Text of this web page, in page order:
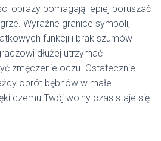
obrazy pomagają lepiej poruszać
Wyraźne granice symboli,
funkcji i brak szumów
dłużej utrzymać
zmęczenie oczu. Ostatecznie
obrót bębnów w małe
czemu Twój wolny czas staje się